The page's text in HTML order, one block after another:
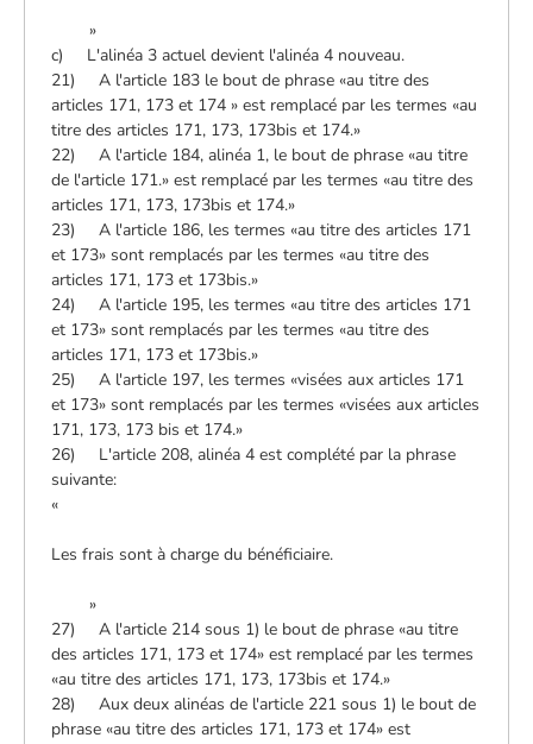
»
c) L'alinéa 3 actuel devient l'alinéa 4 nouveau.
21) A l'article 183 le bout de phrase «au titre des
articles 171, 173 et 174 » est remplacé par les termes «au
titre des articles 171, 173, 173bis et 174.»
22) A l'article 184, alinéa 1, le bout de phrase «au titre
de l'article 171.» est remplacé par les termes «au titre des
articles 171, 173, 173bis et 174.»
23) A l'article 186, les termes «au titre des articles 171
et 173» sont remplacés par les termes «au titre des
articles 171, 173 et 173bis.»
24) A l'article 195, les termes «au titre des articles 171
et 173» sont remplacés par les termes «au titre des
articles 171, 173 et 173bis.»
25) A l'article 197, les termes «visées aux articles 171
et 173» sont remplacés par les termes «visées aux articles
171, 173, 173 bis et 174.»
26) L'article 208, alinéa 4 est complété par la phrase
suivante:
«
Les frais sont à charge du bénéficiaire.
»
27) A l'article 214 sous 1) le bout de phrase «au titre
des articles 171, 173 et 174» est remplacé par les termes
«au titre des articles 171, 173, 173bis et 174.»
28) Aux deux alinéas de l'article 221 sous 1) le bout de
phrase «au titre des articles 171, 173 et 174» est